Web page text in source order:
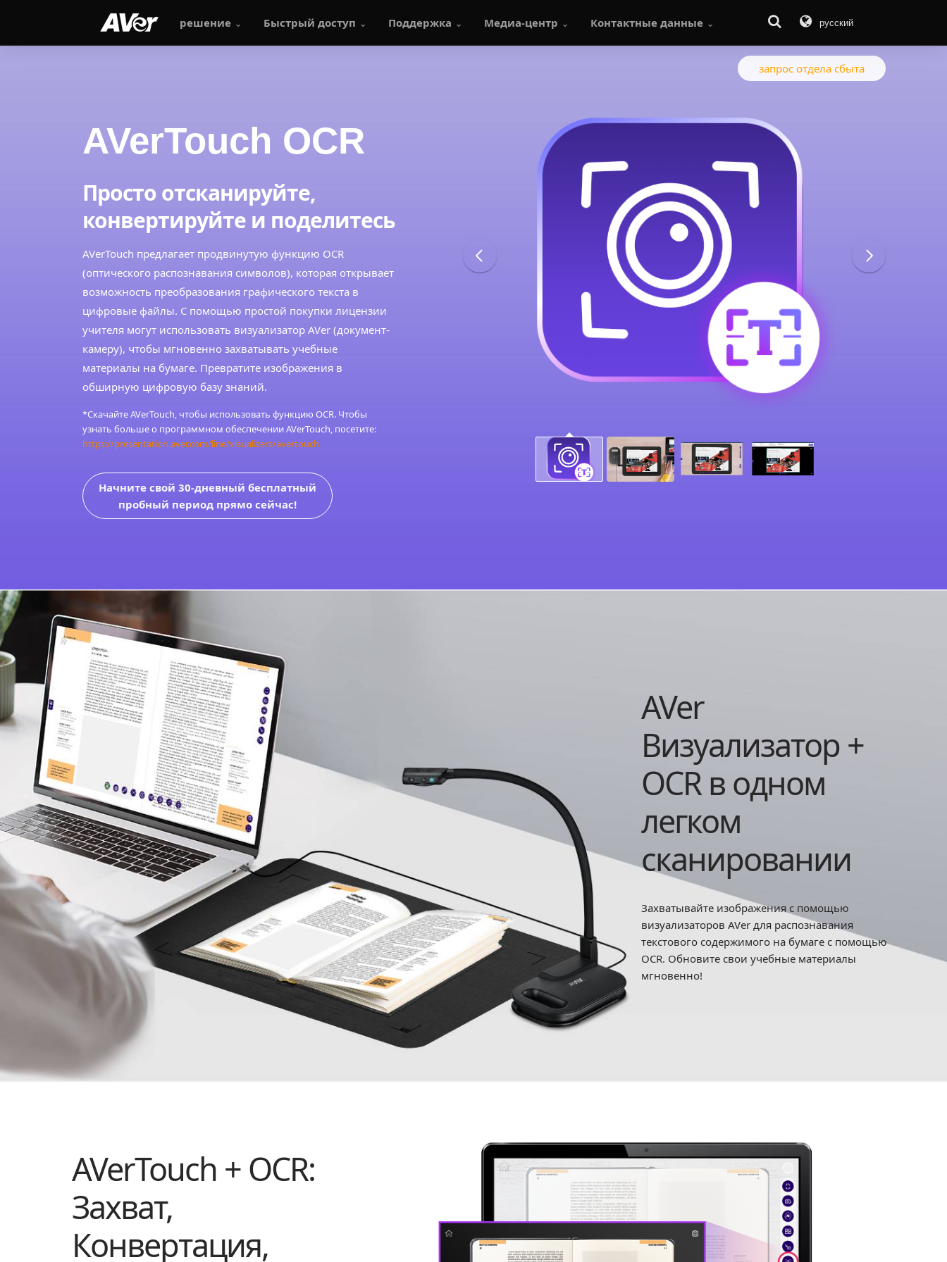
решение Быстрый доступ Поддержка Медиа-центр Контактные данные русский
запрос отдела сбыта
AVerTouch OCR
Просто отсканируйте,
конвертируйте и поделитесь
AVerTouch предлагает продвинутую функцию OCR
(оптического распознавания символов), которая открывает
возможность преобразования графического текста в
цифровые файлы. С помощью простой покупки лицензии
учителя могут использовать визуализатор AVer (документ-
камеру), чтобы мгновенно захватывать учебные
материалы на бумаге. Превратите изображения в
обширную цифровую базу знаний.
*Скачайте AVerTouch, чтобы использовать функцию OCR. Чтобы
узнать больше о программном обеспечении AVerTouch, посетите:
https://presentation.aver.com/line/visualizers/avertouch
Начните свой 30-дневный бесплатный
пробный период прямо сейчас!
AVer
Визуализатор +
OCR в одном
легком
сканировании
Захватывайте изображения с помощью
визуализаторов AVer для распознавания
текстового содержимого на бумаге с помощью
OCR. Обновите свои учебные материалы
мгновенно!
AVerTouch + OCR:
Захват,
Конвертация,